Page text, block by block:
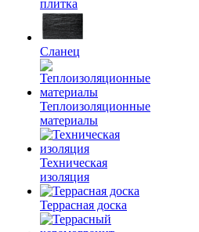
плитка
Сланец
Теплоизоляционные
материалы
Техническая
изоляция
Террасная доска